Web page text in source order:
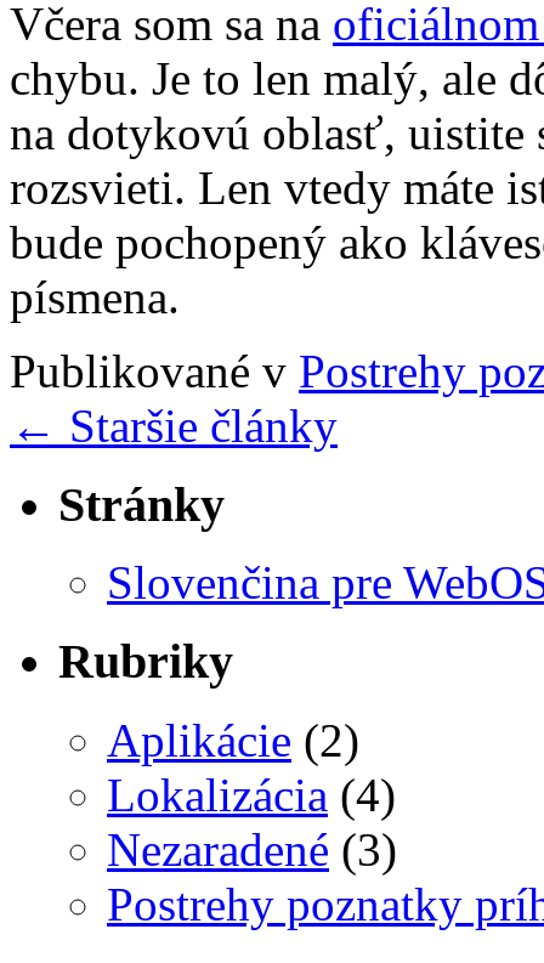
Včera som sa na
chybu. Je to len malý, ale
na dotykovú oblasť, uistite
rozsvieti. Len vtedy máte
bude pochopený ako
písmena.
Publikované v Postrehy
← Staršie články
Stránky
Slovenčina pre
Rubriky
Aplikácie (2)
Lokalizácia (4)
Nezaradené (3)
Postrehy poznatky